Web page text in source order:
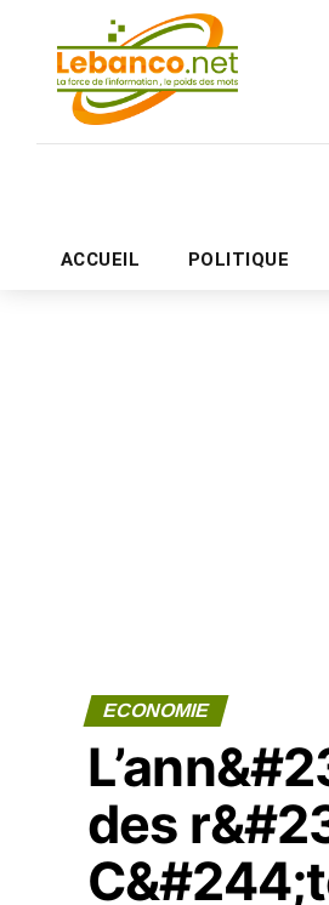
ACCUEIL POLITIQUE
ECONOMIE
des